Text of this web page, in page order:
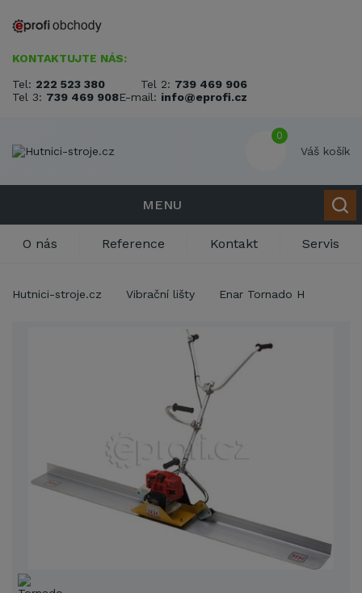
KONTAKTUJTE NÁS:
Tel: 222 523 380 Tel 2: 739 469 906
Tel 3: 739 469 908E-mail: info@eprofi.cz
0
Váš košík
MENU
O nás Reference Kontakt Servis
Hutnici-stroje.cz Vibrační lišty Enar Tornado H